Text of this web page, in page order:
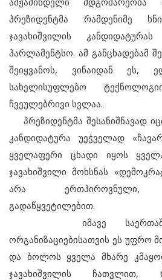
პრეზიდენტმა რამდენიმე
ჯავახიშვილის
პარლამენტსო. ამ განცხადებამ
შეიყვანოს, ვინაიდან ეს,
სახელისუფლებო
ჩვეულებრივი სვლაა.
პრეზიდენტმა შესანიშნავად
კანდიდატურა უეჭველად
ყველაფერი ცხადი იყოს
ჯავახიშვილი მოხსნას
არა ერთპიროვნული,
გადაწყვეტილებით.
იმავე
ორგანიზაციებისათვის ეს უფრო
და ბოლოს ყველა მხარე
ჯავახიშვილის